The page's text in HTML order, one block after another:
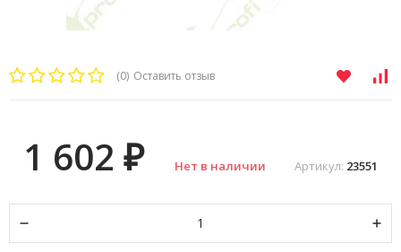
(0) Оставить отзыв
Артикул: 23551
Нет в наличии
1 602₽